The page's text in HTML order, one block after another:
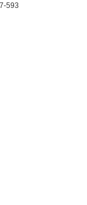
593